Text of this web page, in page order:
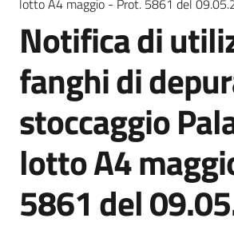
Servizi
Vivere
Galliera
Amministrazione
Trasparente
lotto A4 maggio - Prot. 5861 del
Notifica di
fanghi di
stoccaggio
lotto A4
5861 del